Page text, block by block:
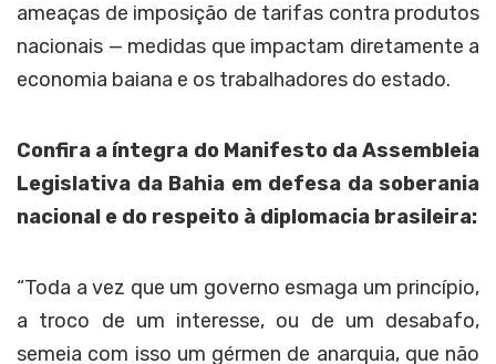
ameaças de imposição de tarifas contra produtos
nacionais — medidas que impactam diretamente a
economia baiana e os trabalhadores do estado.
Confira a íntegra do Manifesto da Assembleia
Legislativa da Bahia em defesa da soberania
nacional e do respeito à diplomacia brasileira:
“Toda a vez que um governo esmaga um princípio,
a troco de um interesse, ou de um desabafo,
semeia com isso um gérmen de anarquia, que não